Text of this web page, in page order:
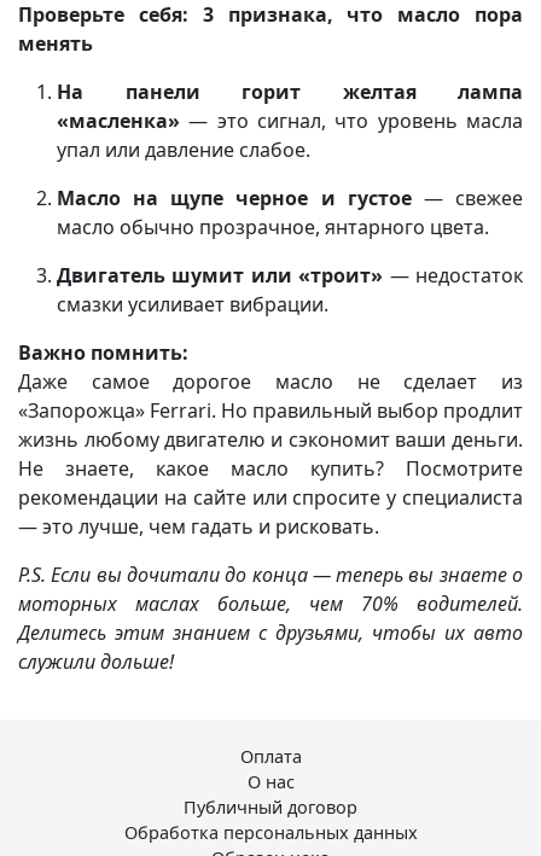
Проверьте себя: 3 признака, что масло пора
менять
На панели горит желтая лампа
«масленка» — это сигнал, что уровень масла
упал или давление слабое.
Масло на щупе черное и густое— свежее
масло обычно прозрачное, янтарного цвета.
Двигатель шумит или «троит» — недостаток
смазки усиливает вибрации.
Важно помнить:
Даже самое дорогое масло не сделает из
«Запорожца» Ferrari. Но правильный выбор продлит
жизнь любому двигателю и сэкономит ваши деньги.
Не знаете, какое масло купить? Посмотрите
рекомендации на сайте или спросите у специалиста
— это лучше, чем гадать и рисковать.
P.S. Если вы дочитали до конца — теперь вы знаете о
моторных маслах больше, чем 70% водителей.
Делитесь этим знанием с друзьями, чтобы их авто
служили дольше!
Оплата
О нас
Публичный договор
Обработка персональных данных